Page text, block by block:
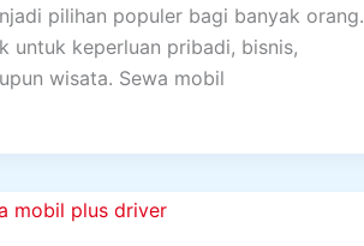
pilihan populer bagi banyak orang.
untuk keperluan pribadi, bisnis,
wisata. Sewa mobil